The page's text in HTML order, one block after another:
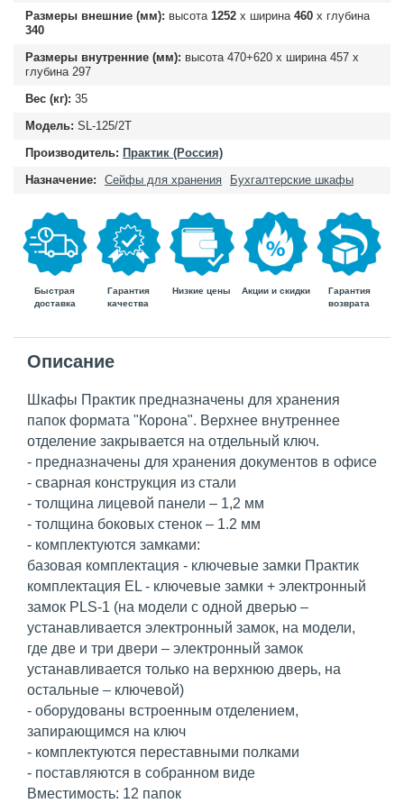
Размеры внешние (мм): высота 1252 х ширина 460 х глубина
340
Размеры внутренние (мм): высота 470+620 х ширина 457 х
глубина 297
Вес (кг): 35
Модель: SL-125/2Т
Производитель: Практик (Россия)
Назначение:
Сейфы для хранения Бухгалтерские шкафы
Быстрая
доставка
Гарантия
качества
Низкие цены Акции и скидки
Гарантия
возврата
Описание
Шкафы Практик предназначены для хранения
папок формата "Корона". Верхнее внутреннее
отделение закрывается на отдельный ключ.
- предназначены для хранения документов в офисе
- сварная конструкция из стали
- толщина лицевой панели – 1,2 мм
- толщина боковых стенок – 1.2 мм
- комплектуются замками:
базовая комплектация - ключевые замки Практик
комплектация EL - ключевые замки + электронный
замок PLS-1 (на модели с одной дверью –
устанавливается электронный замок, на модели,
где две и три двери – электронный замок
устанавливается только на верхнюю дверь, на
остальные – ключевой)
- оборудованы встроенным отделением,
запирающимся на ключ
- комплектуются переставными полками
- поставляются в собранном виде
Вместимость: 12 папок